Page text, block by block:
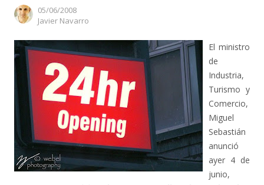
05/06/2008
Author
Javier Navarro
El ministro
de
Industria,
Turismo y
Comercio,
Miguel
Sebastián
anunció
ayer 4 de
junio,